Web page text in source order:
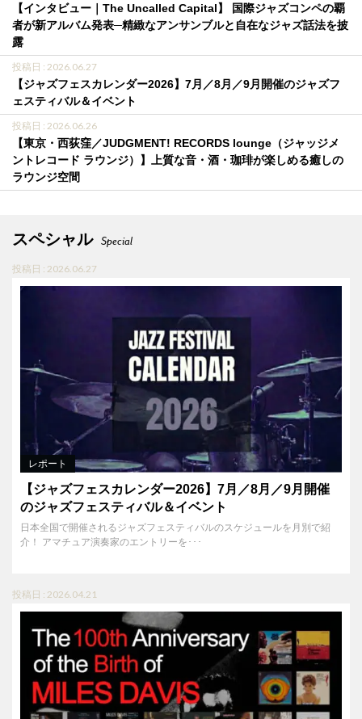
【インタビュー｜The Uncalled Capital】 国際ジャズコンペの覇
者が新アルバム発表─精緻なアンサンブルと自在なジャズ話法を披
露
投稿日 : 2026.06.27
【ジャズフェスカレンダー2026】7月／8月／9月開催のジャズフ
ェスティバル＆イベント
投稿日 : 2026.06.26
【東京・西荻窪／JUDGMENT! RECORDS lounge（ジャッジメ
ントレコード ラウンジ）】上質な音・酒・珈琲が楽しめる癒しの
ラウンジ空間
スペシャル Special
投稿日 : 2026.06.27
レポート
【ジャズフェスカレンダー2026】7月／8月／9月開催
のジャズフェスティバル＆イベント
日本全国で開催されるジャズフェスティバルのスケジュールを月別で紹
介！ アマチュア演奏家のエントリーを･･･
投稿日 : 2026.04.21